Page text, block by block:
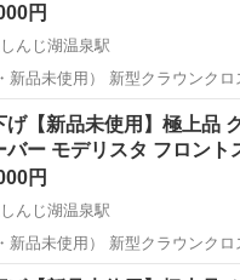
円
んじ湖温泉駅
品未使用） 新型クラウンクロ
ポイラーの左右カラードパーツ
済み部分のみ）です。 新品未
く...
江しんじ湖温泉駅 外装、車
げ【新品未使用】極上品
バー モデリスタ フロン
円
んじ湖温泉駅
品未使用） 新型クラウンクロ
ポイラーの左右カラードパーツ
江しんじ湖温泉駅 外装、車